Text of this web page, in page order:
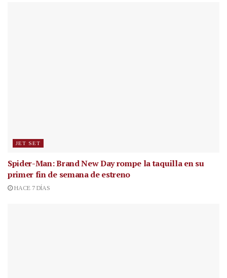
JET SET
Spider-Man: Brand New Day rompe la taquilla en su
primer fin de semana de estreno
HACE 7 DÍAS